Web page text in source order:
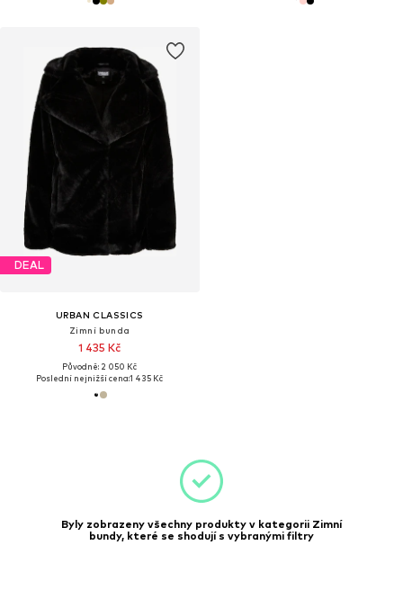
DEAL
URBAN CLASSICS
Zimní bunda
1 435 Kč
Původně: 2 050 Kč
Poslední nejnižší cena:1 435 Kč
Byly zobrazeny všechny produkty v kategorii Zimní
bundy, které se shodují s vybranými filtry